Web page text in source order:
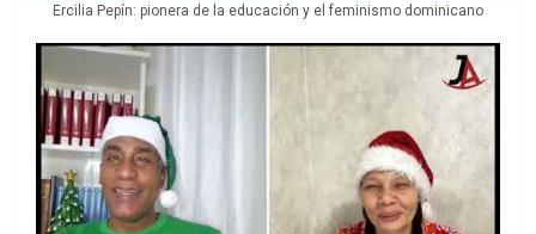
Ercilia Pepín: pionera de la educación y el feminismo dominicano